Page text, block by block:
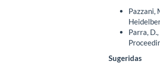
Pazzani,
Parra,
Sugeridas